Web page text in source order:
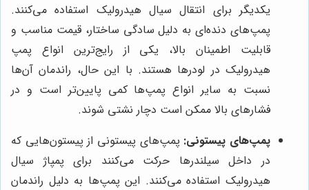
یکدیگر برای انتقال سیال هیدرولیک استفاده می‌کنند.
پمپ‌های دنده‌ای به دلیل سادگی ساختار، قیمت مناسب و
قابلیت اطمینان بالا، یکی از رایج‌ترین انواع پمپ
هیدرولیک در لودرها هستند. با این حال، راندمان آن‌ها
نسبت به سایر انواع پمپ‌ها کمی پایین‌تر است و در
فشارهای بالا ممکن است دچار نشتی شوند.
پمپ‌های پیستونی: پمپ‌های پیستونی از پیستون‌هایی که
در داخل سیلندرها حرکت می‌کنند برای پمپاژ سیال
هیدرولیک استفاده می‌کنند. این پمپ‌ها به دلیل راندمان